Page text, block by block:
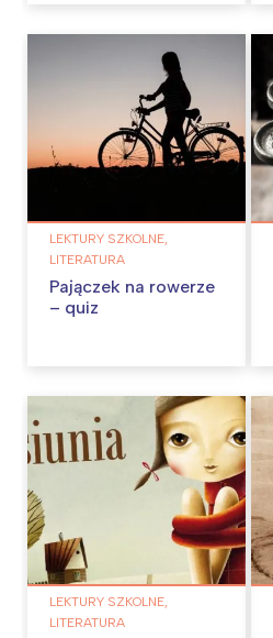
LEKTURY SZKOLNE,
LITERATURA
Pajączek na rowerze
– quiz
LEKTURY SZKOLNE,
LITERATURA